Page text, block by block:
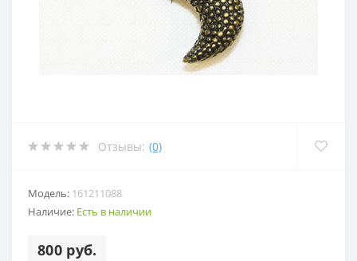
Отзывы: (0)
Модель: 161211088
Наличие: Есть в наличии
800 руб.